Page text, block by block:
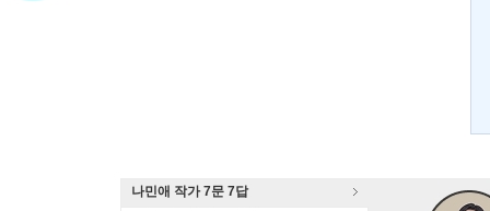
나민애 작가 7문 7답